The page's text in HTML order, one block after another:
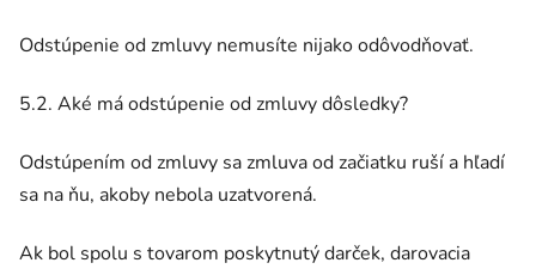
Odstúpenie od zmluvy nemusíte nijako odôvodňovať.
5.2. Aké má odstúpenie od zmluvy dôsledky?
Odstúpením od zmluvy sa zmluva od začiatku ruší a hľadí
sa na ňu, akoby nebola uzatvorená.
Ak bol spolu s tovarom poskytnutý darček, darovacia